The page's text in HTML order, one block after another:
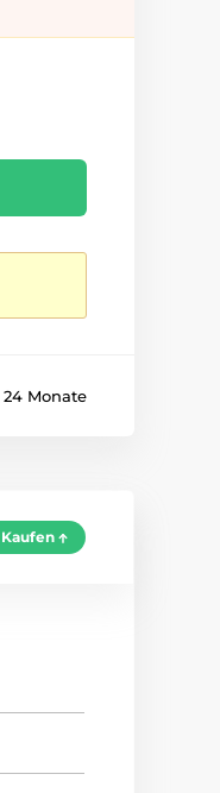
24 Monate
Kaufen